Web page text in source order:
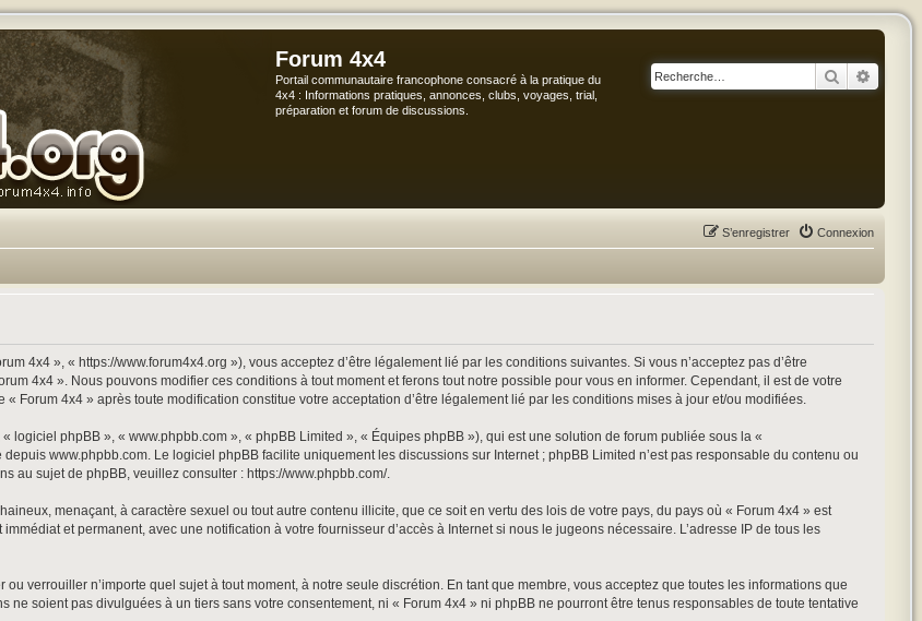
Forum 4x4
Portail communautaire francophone consacré à la pratique du
4x4 : Informations pratiques, annonces, clubs, voyages, trial,
préparation et forum de discussions.
Rechercher
Connexion
S’enregistrer
4x4 », « https://www.forum4x4.org »), vous acceptez d’être légalement lié par les conditions suivantes. Si vous n’acceptez pas d’être
4x4 ». Nous pouvons modifier ces conditions à tout moment et ferons tout notre possible pour vous en informer. Cependant, il est de votre
Forum 4x4 » après toute modification constitue votre acceptation d’être légalement lié par les conditions mises à jour et/ou modifiées.
logiciel phpBB », « www.phpbb.com », « phpBB Limited », « Équipes phpBB »), qui est une solution de forum publiée sous la «
depuis www.phpbb.com. Le logiciel phpBB facilite uniquement les discussions sur Internet ; phpBB Limited n’est pas responsable du contenu ou
au sujet de phpBB, veuillez consulter : https://www.phpbb.com/.
menaçant, à caractère sexuel ou tout autre contenu illicite, que ce soit en vertu des lois de votre pays, du pays où « Forum 4x4 » est
et permanent, avec une notification à votre fournisseur d’accès à Internet si nous le jugeons nécessaire. L’adresse IP de tous les
verrouiller n’importe quel sujet à tout moment, à notre seule discrétion. En tant que membre, vous acceptez que toutes les informations que
soient pas divulguées à un tiers sans votre consentement, ni « Forum 4x4 » ni phpBB ne pourront être tenus responsables de toute tentative